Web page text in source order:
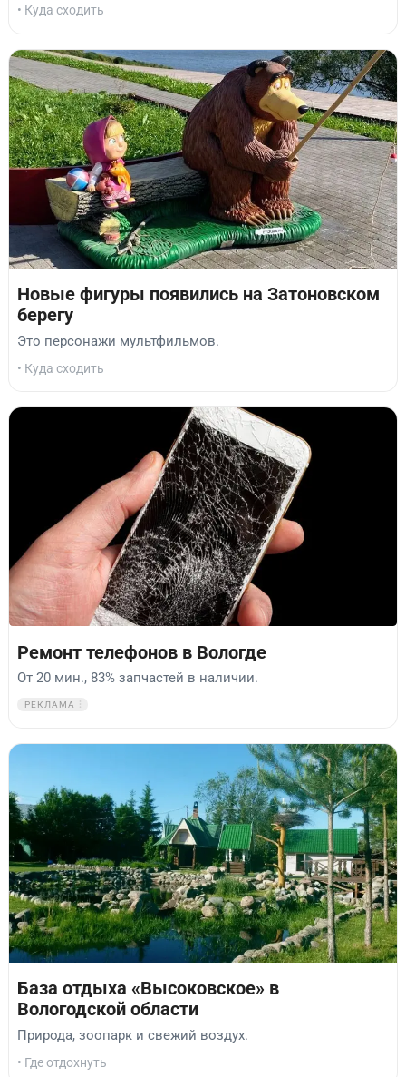
• Куда сходить
Новые фигуры появились на Затоновском
берегу
Это персонажи мультфильмов.
• Куда сходить
Ремонт телефонов в Вологде
От 20 мин., 83% запчастей в наличии.
РЕКЛАМА
База отдыха «Высоковское» в
Вологодской области
Природа, зоопарк и свежий воздух.
• Где отдохнуть